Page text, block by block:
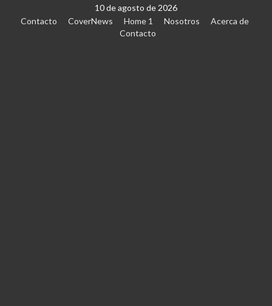
10 de agosto de 2026
Contacto
CoverNews Home 1 Nosotros
Acerca de
Contacto